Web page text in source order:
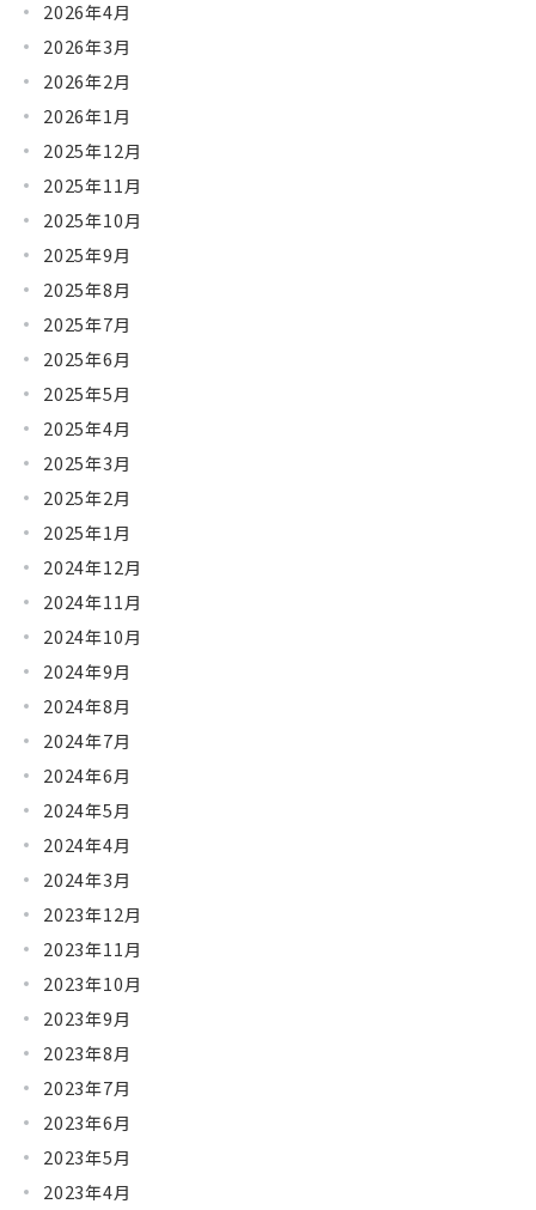
2026年4月
2026年3月
2026年2月
2026年1月
2025年12月
2025年11月
2025年10月
2025年9月
2025年8月
2025年7月
2025年6月
2025年5月
2025年4月
2025年3月
2025年2月
2025年1月
2024年12月
2024年11月
2024年10月
2024年9月
2024年8月
2024年7月
2024年6月
2024年5月
2024年4月
2024年3月
2023年12月
2023年11月
2023年10月
2023年9月
2023年8月
2023年7月
2023年6月
2023年5月
2023年4月